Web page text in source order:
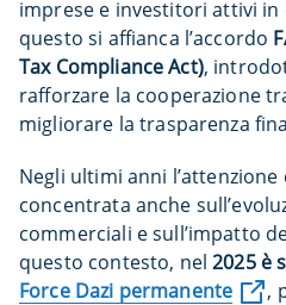
imprese e investitori attivi in
questo si affianca l’accordo
Tax Compliance Act),
rafforzare la cooperazione
migliorare la trasparenza
Negli ultimi anni
concentrata anche
commerciali e sull’impatto
questo contesto, nel2025 è
Force Dazi permanente
,